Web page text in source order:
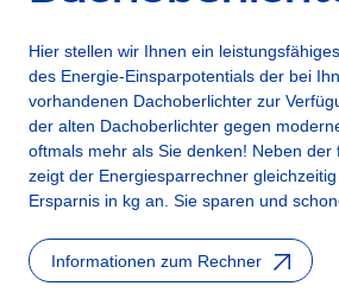
Hier stellen wir Ihnen ein
des Energie-Einsparpotentials der bei
vorhandenen Dachoberlichter zur
der alten Dachoberlichter gegen
oftmals mehr als Sie denken! Neben der
zeigt der Energiesparrechner
Ersparnis in kg an. Sie sparen und
Informationen zum Rechner